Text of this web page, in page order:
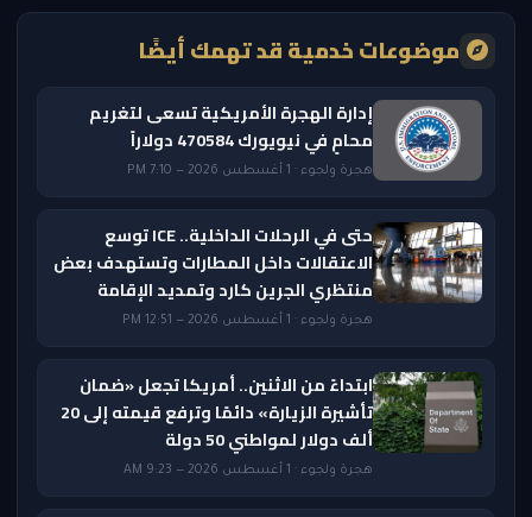
موضوعات خدمية قد تهمك أيضًا
إدارة الهجرة الأمريكية تسعى لتغريم
محامٍ في نيويورك 470584 دولاراً
هجرة ولجوء · 1 أغسطس 2026 — 7:10 PM
حتى في الرحلات الداخلية.. ICE توسع
الاعتقالات داخل المطارات وتستهدف بعض
منتظري الجرين كارد وتمديد الإقامة
هجرة ولجوء · 1 أغسطس 2026 — 12:51 PM
ابتداءً من الاثنين.. أمريكا تجعل «ضمان
تأشيرة الزيارة» دائمًا وترفع قيمته إلى 20
ألف دولار لمواطني 50 دولة
هجرة ولجوء · 1 أغسطس 2026 — 9:23 AM